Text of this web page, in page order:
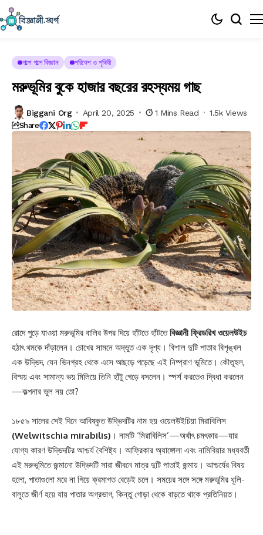
গল্পে গল্পে বিজ্ঞান পরিবেশ ও পৃথিবী
মরুভূমির বুকে হাজার বছরের রহস্যময় গাছ
Biggani Org April 20, 2025 1 Mins Read 1.5k Views
Share
রোদে পুড়ে যাওয়া মরুভূমির বালির উপর দিয়ে হাঁটতে হাঁটতেবিজ্ঞানী ফ্রিডরিখ ওয়েলউইচ
হঠাৎ থমকে দাঁড়ালেন। চোখের সামনে অদ্ভুত এক দৃশ্য। বিশাল দুটি পাতার বিশৃঙ্খল
এক উদ্ভিদ, যেন ভিনগ্রহ থেকে এসে আছড়ে পড়েছে এই নিষ্প্রাণ ভূমিতে। কৌতূহল,
বিস্ময় এবং সামান্য ভয় মিলিয়ে তিনি হাঁটু গেড়ে বসলেন। স্পর্শ করতেও দ্বিধা করলেন
—কল্পনার ভুল নয় তো?
১৮৫৯ সালের সেই দিনে আবিষ্কৃত উদ্ভিদটির নাম হয় ওয়েলউইচিয়া মিরাবিলিস
(Welwitschia mirabilis) । নামটি ‘মিরাবিলিস’—অর্থাৎ চমৎকার—যার
যোগ্য কারণ উদ্ভিদটির আশ্চর্য বৈশিষ্ট্য। আফ্রিকার অ্যাঙ্গোলা এবং নামিবিয়ার মধ্যবর্তী
এই মরুভূমিতে জন্মানো উদ্ভিদটি সারা জীবনে মাত্র দুটি পাতাই জন্মায়। আশ্চর্যের বিষয়
হলো, পাতাগুলো মরে না গিয়ে ক্রমাগত বেড়েই চলে। সময়ের সঙ্গে সঙ্গে মরুভূমির ধূলি-
বালুতে জীর্ণ হয়ে যায় পাতার অগ্রভাগ, কিন্তু গোড়া থেকে বাড়তে থাকে প্রতিনিয়ত।